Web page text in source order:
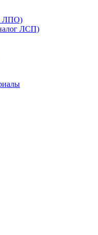
ЛПО)
ЛСП)